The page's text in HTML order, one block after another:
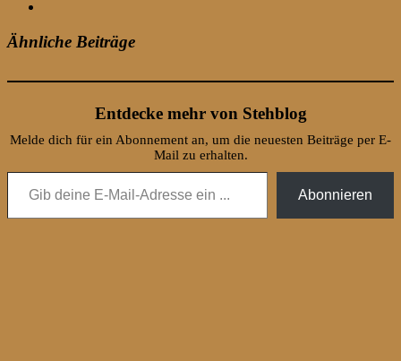
Ähnliche Beiträge
Entdecke mehr von Stehblog
Melde dich für ein Abonnement an, um die neuesten Beiträge per E-
Mail zu erhalten.
Gib deine E-Mail-Adresse ein ...
Abonnieren